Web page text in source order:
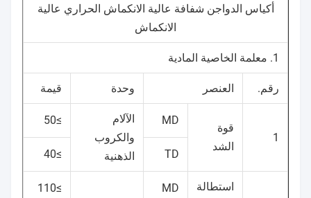
أكياس الدواجن شفافة عالية الانكماش الحراري عالية
الانكماش
1. معلمة الخاصية المادية
رقم. العنصر وحدة قيمة
1
قوة
الشد
MD
الآلام
والكروب
الذهنية
≥50
TD
≥40
استطالة
MD
≥110